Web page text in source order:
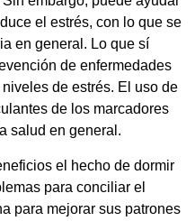
el estrés, con lo que se
en general. Lo que sí
de enfermedades
de estrés. El uso de
de los marcadores
salud en general.
el hecho de dormir
para conciliar el
para mejorar sus patrones